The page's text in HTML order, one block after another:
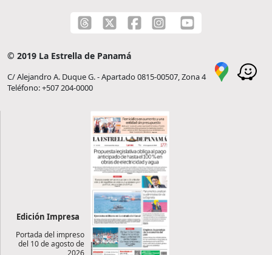
© 2019 La Estrella de Panamá
C/ Alejandro A. Duque G. - Apartado 0815-00507, Zona 4
Teléfono: +507 204-0000
Edición Impresa
Portada del impreso
del 10 de agosto de